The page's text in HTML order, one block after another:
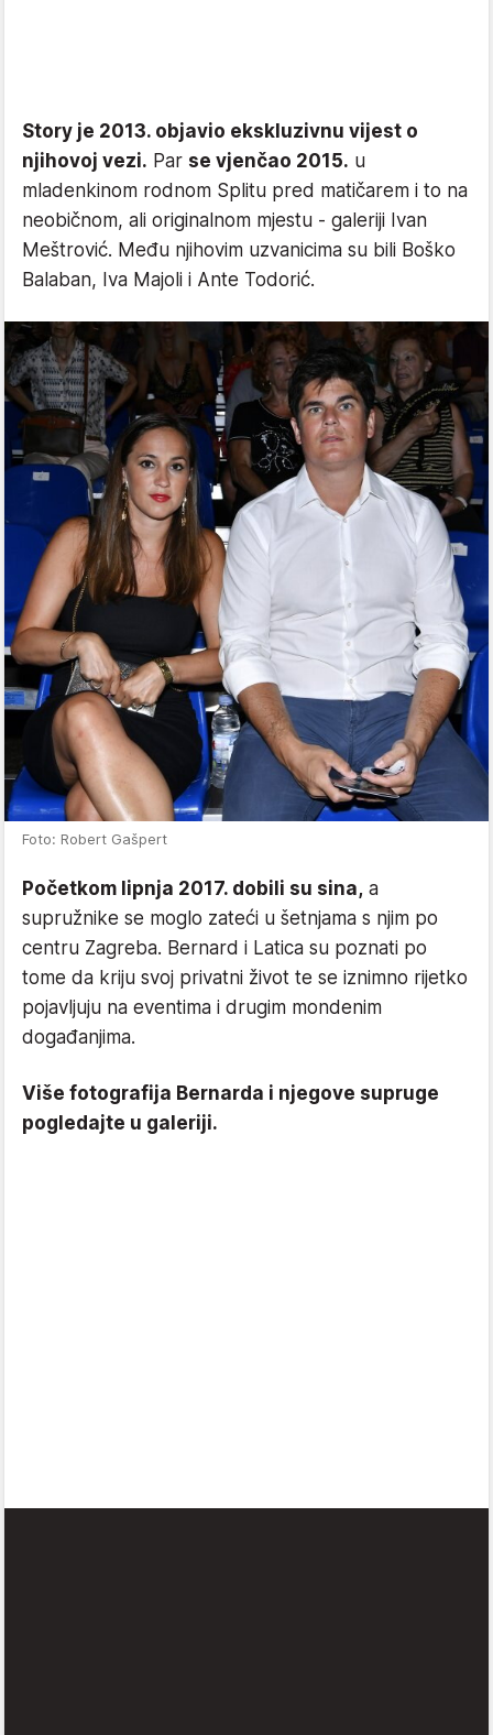
Story je 2013. objavio ekskluzivnu vijest o
njihovoj vezi. Par se vjenčao 2015. u
mladenkinom rodnom Splitu pred matičarem i to na
neobičnom, ali originalnom mjestu - galeriji Ivan
Meštrović. Među njihovim uzvanicima su bili Boško
Balaban, Iva Majoli i Ante Todorić.
Foto: Robert Gašpert
Početkom lipnja 2017. dobili su sina, a
supružnike se moglo zateći u šetnjama s njim po
centru Zagreba. Bernard i Latica su poznati po
tome da kriju svoj privatni život te se iznimno rijetko
pojavljuju na eventima i drugim mondenim
događanjima.
Više fotografija Bernarda i njegove supruge
pogledajte u galeriji.